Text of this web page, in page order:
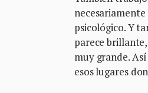
psicológico. Y
parece
muy grande.
esos lugares